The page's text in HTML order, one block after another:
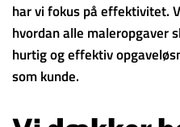
har vi fokus på effektivitet.
hvordan alle maleropgaver
hurtig og effektiv
som kunde.